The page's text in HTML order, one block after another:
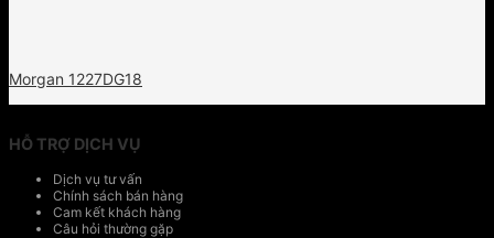
Morgan 1227DG18
HỖ TRỢ DỊCH VỤ
Dịch vụ tư vấn
Chính sách bán hàng
Cam kết khách hàng
Câu hỏi thường gặp